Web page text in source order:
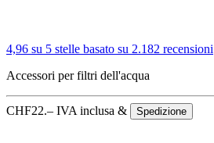
4,96 su 5 stelle basato su 2.182 recensioni
Accessori per filtri dell'acqua
CHF22.– IVA inclusa & Spedizione